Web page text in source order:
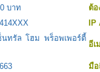
บาท ต้อ
ทรัล โฮม พร็อพเพอร์ตี้
อีเ
มือ